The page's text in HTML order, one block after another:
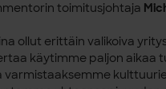
toimitusjohtaja
ollut erittäin valikoiva
käytimme paljon aikaa
varmistaaksemme